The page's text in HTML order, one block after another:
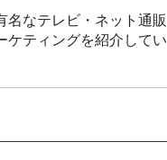
名なテレビ・ネット通販
ケティングを紹介してい